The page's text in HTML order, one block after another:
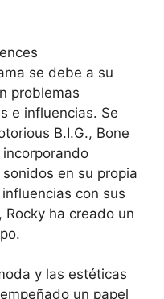
se debe a su
problemas
e influencias. Se
B.I.G., Bone
en su propia
con sus
ha creado un
y las estéticas
un papel